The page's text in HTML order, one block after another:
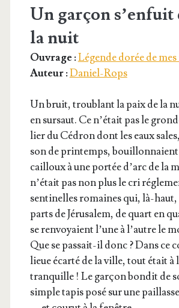
Un garçon s’enfuit
la nuit
Ouvrage :Légende dorée de
Auteur :Daniel-Rops
Un bruit, trou­blant la paix de la
en sur­saut. Ce n’é­tait pas le
lier du Cédron dont les eaux
son de prin­temps, bouillon­naient
cailloux à une por­tée d’arc de la
n’é­tait pas non plus le cri
sen­ti­nelles romaines qui, là-
parts de Jéru­sa­lem, de quart en
se ren­voyaient l’une à l’autre le
Que se pas­sait-il donc ? Dans ce
lieue écar­té de la ville, tout était à
tran­quille ! Le gar­çon bon­dit de
simple tapis posé sur une